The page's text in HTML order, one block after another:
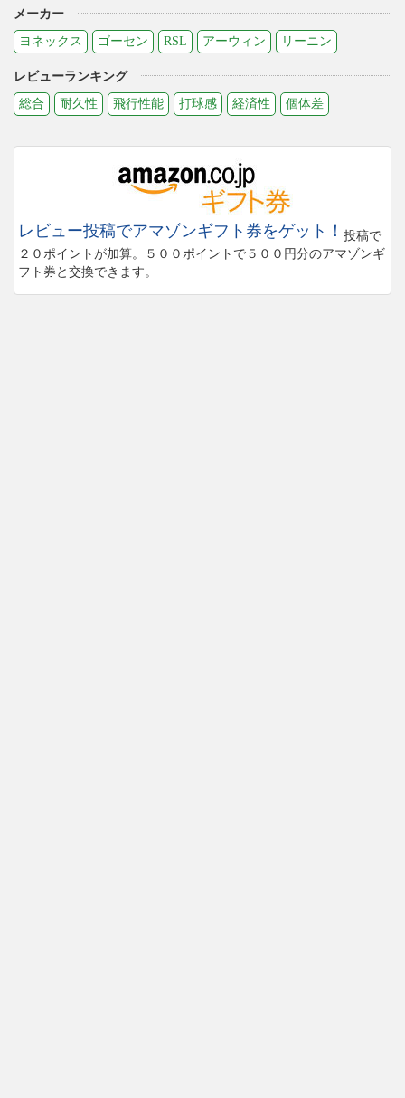
メーカー
ヨネックス
ゴーセン RSL アーウィン リーニン
レビューランキング
総合
耐久性 飛行性能 打球感 経済性 個体差
レビュー投稿でアマゾンギフト券をゲット！ 投稿で
２０ポイントが加算。５００ポイントで５００円分のアマゾンギ
フト券と交換できます。